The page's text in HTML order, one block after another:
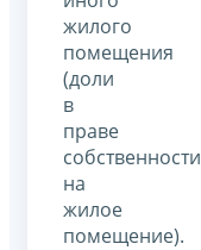
жилого
помещения
(доли
в
праве
собственности
на
жилое
помещение).